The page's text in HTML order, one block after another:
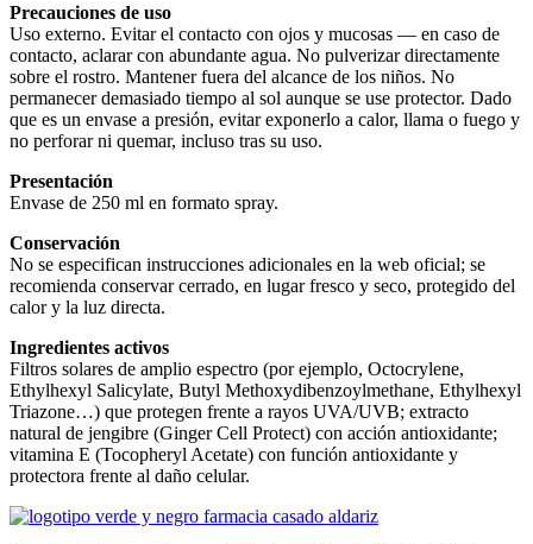
Precauciones de uso
Uso externo. Evitar el contacto con ojos y mucosas — en caso de
contacto, aclarar con abundante agua. No pulverizar directamente
sobre el rostro. Mantener fuera del alcance de los niños. No
permanecer demasiado tiempo al sol aunque se use protector. Dado
que es un envase a presión, evitar exponerlo a calor, llama o fuego y
no perforar ni quemar, incluso tras su uso.
Presentación
Envase de 250 ml en formato spray.
Conservación
No se especifican instrucciones adicionales en la web oficial; se
recomienda conservar cerrado, en lugar fresco y seco, protegido del
calor y la luz directa.
Ingredientes activos
Filtros solares de amplio espectro (por ejemplo, Octocrylene,
Ethylhexyl Salicylate, Butyl Methoxydibenzoylmethane, Ethylhexyl
Triazone…) que protegen frente a rayos UVA/UVB; extracto
natural de jengibre (Ginger Cell Protect) con acción antioxidante;
vitamina E (Tocopheryl Acetate) con función antioxidante y
protectora frente al daño celular.